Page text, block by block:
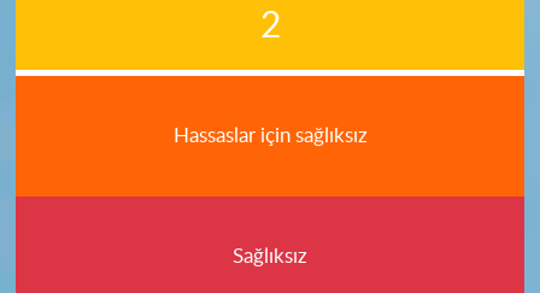
2
Hassaslar için sağlıksız
Sağlıksız